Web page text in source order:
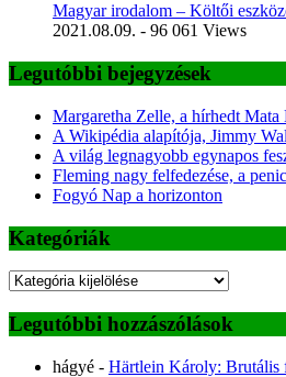
Magyar irodalom – Költői
2021.08.09. - 96 061 Views
Legutóbbi bejegyzések
Margaretha Zelle, a hírhedt Mata
A Wikipédia alapítója, Jimmy
A világ legnagyobb egynapos
Fleming nagy felfedezése, a
Fogyó Nap a horizonton
Kategóriák
Kategóriák
Legutóbbi hozzászólások
hágyé - Härtlein Károly: Brutális